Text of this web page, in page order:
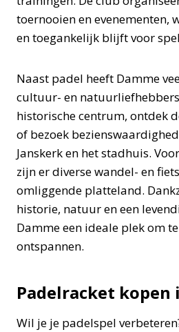
toernooien en evenementen,
en toegankelijk blijft voor
Naast padel heeft Damme
cultuur- en
historische centrum, ontdek
of bezoek
Janskerk en het stadhuis.
zijn er diverse wandel- en
omliggende platteland.
historie, natuur en een
Damme een ideale plek om
ontspannen.
Padelracket kopen
Wil je je padelspel